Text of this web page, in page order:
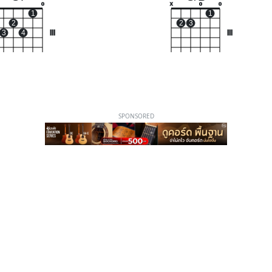
3
2
4
1
o x
2 3
o
1
o
SPONSORED